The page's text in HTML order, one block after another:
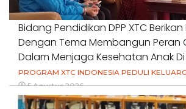
Bidang Pendidikan DPP XTC
Dengan Tema Membangun Peran
Dalam Menjaga Kesehatan Anak Di
PROGRAM XTC INDONESIA PEDULI
5 Agustus 2026